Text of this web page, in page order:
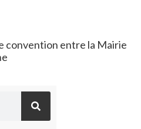
convention entre la Mairie